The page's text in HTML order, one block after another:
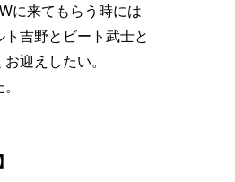
に来てもらう時には
吉野とビート武士と
迎えしたい。